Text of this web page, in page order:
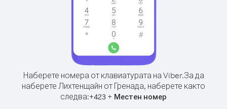
Наберете номера от клавиатурата на Viber.За да
наберете Лихтенщайн от Гренада, наберете както
следва:+423 + Местен номер